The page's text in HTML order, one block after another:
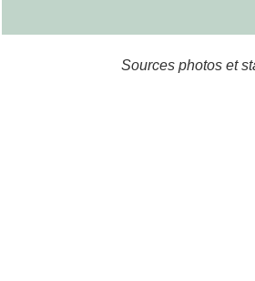
Sources photos et